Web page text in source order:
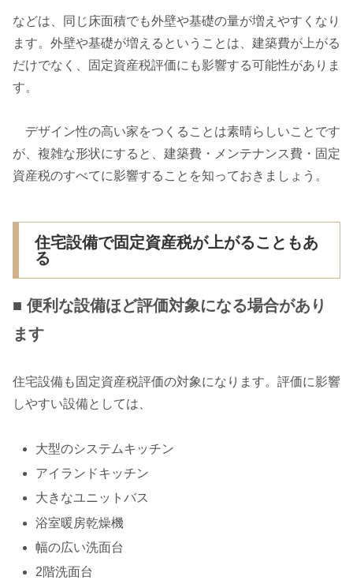
などは、同じ床面積でも外壁や基礎の量が増えやすくなり
ます。外壁や基礎が増えるということは、建築費が上がる
だけでなく、固定資産税評価にも影響する可能性がありま
す。
デザイン性の高い家をつくることは素晴らしいことです
が、複雑な形状にすると、建築費・メンテナンス費・固定
資産税のすべてに影響することを知っておきましょう。
住宅設備で固定資産税が上がることもあ
る
■ 便利な設備ほど評価対象になる場合があり
ます
住宅設備も固定資産税評価の対象になります。評価に影響
しやすい設備としては、
大型のシステムキッチン
アイランドキッチン
大きなユニットバス
浴室暖房乾燥機
幅の広い洗面台
2階洗面台